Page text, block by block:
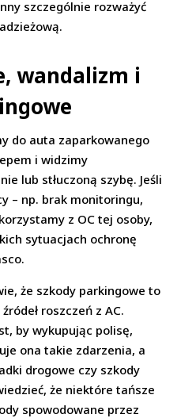
szczególnie rozważyć
wandalizm i
do auta zaparkowanego
i widzimy
lub stłuczoną szybę. Jeśli
– np. brak monitoringu,
z OC tej osoby,
sytuacjach ochronę
że szkody parkingowe to
roszczeń z AC.
by wykupując polisę,
ona takie zdarzenia, a
drogowe czy szkody
że niektóre tańsze
spowodowane przez